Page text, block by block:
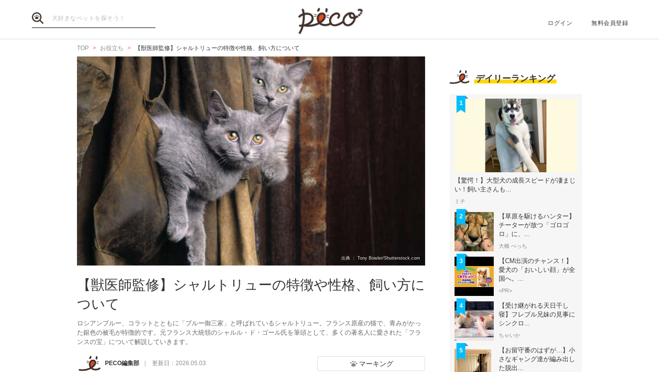
ログイン 無料会員登録
TOP お役立ち 【獣医師監修】シャルトリューの特徴や性格、飼い方について
出典 ： Tony Bowler/Shutterstock.com
【獣医師監修】シャルトリューの特徴や性格、飼い方に
ついて
ロシアンブルー、コラットとともに「ブルー御三家」と呼ばれているシャルトリュー。フランス原産の猫で、青みがかっ
た銀色の被毛が特徴的です。元フランス大統領のシャルル・ド・ゴール氏を筆頭として、多くの著名人に愛された「フラ
ンスの宝」について解説していきます。
PECO編集部 更新日： 2026.05.03 マーキング
デイリーランキング
1
【驚愕！】大型犬の成長スピードが凄まじ
い！飼い主さんも...
ミチ
2
【草原を駆けるハンター】
チーターが放つ「ゴロゴ
ロ」に、...
大橋 ぺっち
3
【CM出演のチャンス！】
愛犬の「おいしい顔」が全
国へ。...
<PR>
4
【受け継がれる天日干し
寝】フレブル兄妹の見事に
シンクロ...
ちゃいか
5
【お留守番のはずが…】小
さなギャング達が編み出し
た脱出...